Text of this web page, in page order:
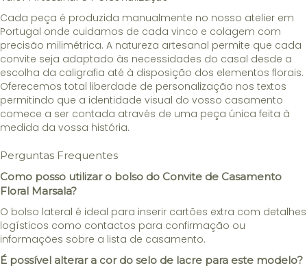
Cada peça é produzida manualmente no nosso atelier em
Portugal onde cuidamos de cada vinco e colagem com
precisão milimétrica. A natureza artesanal permite que cada
convite seja adaptado às necessidades do casal desde a
escolha da caligrafia até à disposição dos elementos florais.
Oferecemos total liberdade de personalização nos textos
permitindo que a identidade visual do vosso casamento
comece a ser contada através de uma peça única feita à
medida da vossa história.
Perguntas Frequentes
Como posso utilizar o bolso do Convite de Casamento
Floral Marsala?
O bolso lateral é ideal para inserir cartões extra com detalhes
logísticos como contactos para confirmação ou
informações sobre a lista de casamento.
É possível alterar a cor do selo de lacre para este modelo?